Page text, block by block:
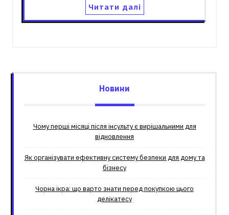
Читати далі
Новини
Чому перші місяці після інсульту є вирішальними для
відновлення
Як організувати ефективну систему безпеки для дому та
бізнесу
Чорна ікра: що варто знати перед покупкою цього
делікатесу